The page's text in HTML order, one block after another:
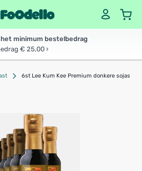
minimum bestelbedrag
€ 25,00 ›
6st Lee Kum Kee Premium donkere sojasaus